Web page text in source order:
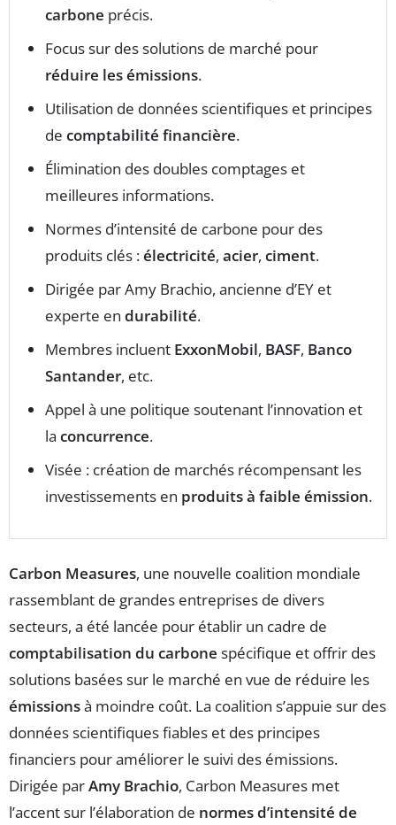
carbone précis.
Focus sur des solutions de marché pour
réduire les émissions.
Utilisation de données scientifiques et principes
de comptabilité financière.
Élimination des doubles comptages et
meilleures informations.
Normes d’intensité de carbone pour des
produits clés :électricité, acier, ciment.
Dirigée par Amy Brachio, ancienne d’EY et
experte en durabilité.
Membres incluent ExxonMobil, BASF, Banco
Santander, etc.
Appel à une politique soutenant l’innovation et
la concurrence.
Visée : création de marchés récompensant les
investissements en produits à faible émission.
Carbon Measures, une nouvelle coalition mondiale
rassemblant de grandes entreprises de divers
secteurs, a été lancée pour établir un cadre de
comptabilisation du carbone spécifique et offrir des
solutions basées sur le marché en vue de réduire les
émissionsà moindre coût. La coalition s’appuie sur des
données scientifiques fiables et des principes
financiers pour améliorer le suivi des émissions.
Dirigée parAmy Brachio, Carbon Measures met
l’accent sur l’élaboration de normes d’intensité de